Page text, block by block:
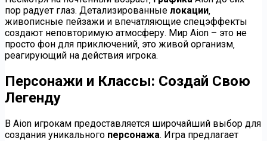
пор радует глаз. Детализированные локации‚
живописные пейзажи и впечатляющие спецэффекты
создают неповторимую атмосферу. Мир Aion – это не
просто фон для приключений‚ это живой организм‚
реагирующий на действия игрока.
Персонажи и Классы: Создай Свою
Легенду
В Aion игрокам предоставляется широчайший выбор для
создания уникального персонажа. Игра предлагает